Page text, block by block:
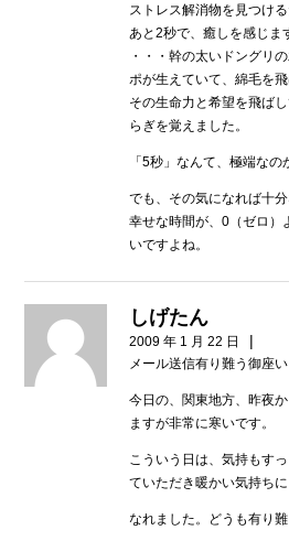
ストレス解消物を見つけ
あと2秒で、癒しを感じま
・・・幹の太いドングリ
ポが生えていて、綿毛を飛
その生命力と希望を飛ば
らぎを覚えました。
「5秒」なんて、極端なの
でも、その気になれば十分
幸せな時間が、0（ゼロ）
いですよね。
しげたん
2009 年 1 月 22 日 |
メール送信有り難う御座い
今日の、関東地方、昨夜
ますが非常に寒いです。
こういう日は、気持もす
ていただき暖かい気持ちに
なれました。どうも有り難